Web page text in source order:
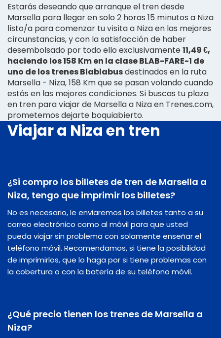
Estarás deseando que arranque el tren desde
Marsella para llegar en solo 2 horas 15 minutos a Niza
listo/a para comenzar tu visita a Niza en las mejores
circunstancias, y con la satisfacción de haber
desembolsado por todo ello exclusivamente11,49 €,
haciendo los 158 Km en la clase BLAB-FARE-1 de
uno de los trenes Blablabusdestinados en la ruta
Marsella - Niza, 158 Km que se pasan volando cuando
estás en las mejores condiciones. Si buscas tu plaza
en tren para viajar de Marsella a Niza en Trenes.com,
prometemos dejarte boquiabierto.
Viajar a Niza en tren
¿Si compro los billetes de tren de Marsella a
Niza, tengo que imprimir los billetes?
No es necesario, le enviaremos los billetes tanto a su
correo electrónico como al móvil para que usted
pueda viajar sin problema con solamente enseñar el
teléfono móvil. Recomendamos, si tiene la posibilidad
de imprimirlos, que lo haga por si tiene problemas con
la cobertura o con la batería de su teléfono móvil.
¿Qué precio tienen los trenes de Marsella a
Niza?